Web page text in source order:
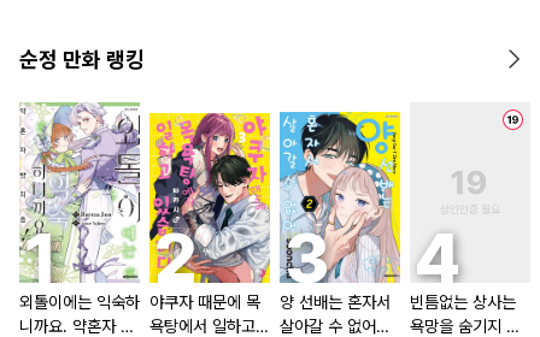
순정 만화 랭킹
외톨이에는 익숙하
니까요. 약혼자 방
야쿠자 때문에 목
욕탕에서 일하고
양 선배는 혼자서
살아갈 수 없어
빈틈없는 상사는
욕망을 숨기지 않